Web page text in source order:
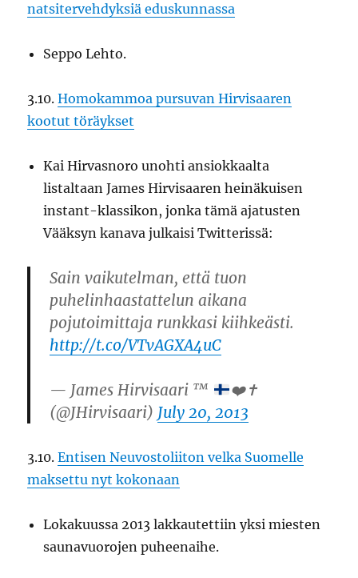
natsi­tervehdyksiä eduskunnassa
Seppo Lehto.
3.10.Homokammoa pursuvan Hirvisaaren
kootut töräykset
Kai Hirvasnoro unohti ansiokkaalta
listaltaan James Hirvisaaren heinäkuisen
instant-klassikon, jonka tämä ajatusten
Vääksyn kanava julkaisi Twitterissä:
Sain vaikutelman, että tuon
puhelinhaastattelun aikana
pojutoimittaja runkkasi kiihkeästi.
http://t.co/VTvAGXA4uC
— James Hirvisaari ™ ❤️✝️
(@JHirvisaari) July 20, 2013
3.10.Entisen Neuvostoliiton velka Suomelle
maksettu nyt kokonaan
Lokakuussa 2013 lakkautettiin yksi miesten
saunavuorojen puheenaihe.